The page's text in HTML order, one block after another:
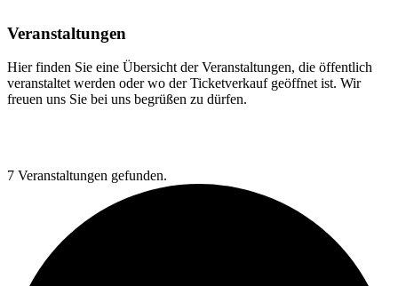
Veranstaltungen
Hier finden Sie eine Übersicht der Veranstaltungen, die öffentlich
veranstaltet werden oder wo der Ticketverkauf geöffnet ist. Wir
freuen uns Sie bei uns begrüßen zu dürfen.
7 Veranstaltungen gefunden.